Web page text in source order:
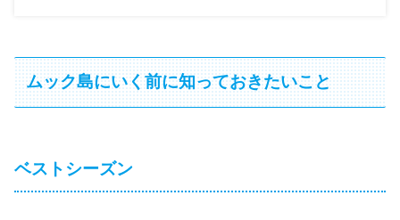
ムック島にいく前に知っておきたいこと
ベストシーズン